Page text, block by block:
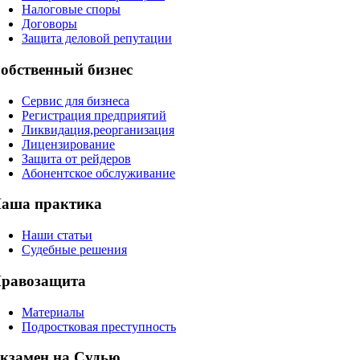
Налоговые споры
Договоры
Защита деловой репутации
бизнес
Сервис для бизнеса
Регистрация предприятий
Ликвидация,реорганизация
Лицензирование
Защита от рейдеров
Абонентское обслуживание
практика
Наши статьи
Судебные решения
Материалы
Подростковая преступность